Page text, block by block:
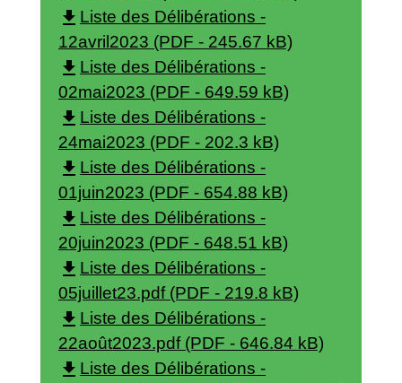
file_download Liste des Délibérations -
12avril2023 (PDF - 245.67 kB)
file_download Liste des Délibérations -
02mai2023 (PDF - 649.59 kB)
file_download Liste des Délibérations -
24mai2023 (PDF - 202.3 kB)
file_download Liste des Délibérations -
01juin2023 (PDF - 654.88 kB)
file_download Liste des Délibérations -
20juin2023 (PDF - 648.51 kB)
file_download Liste des Délibérations -
05juillet23.pdf (PDF - 219.8 kB)
file_download Liste des Délibérations -
22août2023.pdf (PDF - 646.84 kB)
file_download Liste des Délibérations -